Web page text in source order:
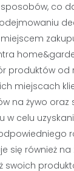
co
produktów od
miejscach
na żywo oraz
w celu
się również na
swoich